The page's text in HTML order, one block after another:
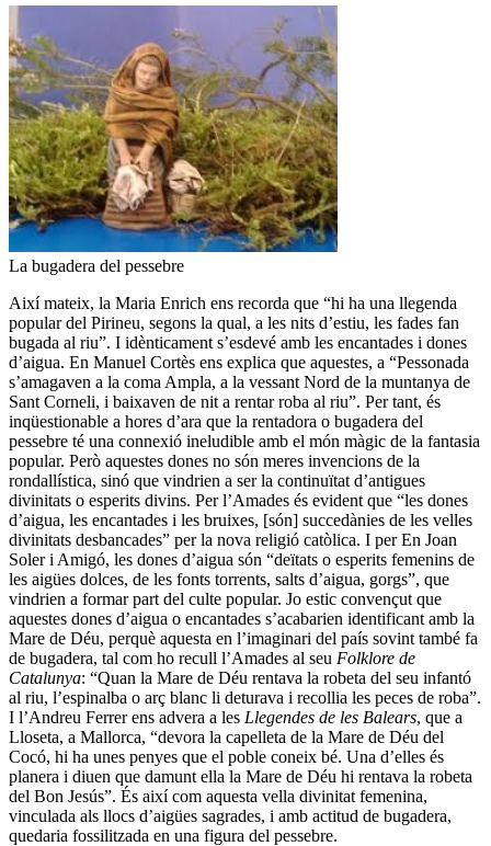
La bugadera del pessebre
Així mateix, la Maria Enrich ens recorda que “hi ha una llegenda
popular del Pirineu, segons la qual, a les nits d’estiu, les fades fan
bugada al riu”. I idènticament s’esdevé amb les encantades i dones
d’aigua. En Manuel Cortès ens explica que aquestes, a “Pessonada
s’amagaven a la coma Ampla, a la vessant Nord de la muntanya de
Sant Corneli, i baixaven de nit a rentar roba al riu”. Per tant, és
inqüestionable a hores d’ara que la rentadora o bugadera del
pessebre té una connexió ineludible amb el món màgic de la fantasia
popular. Però aquestes dones no són meres invencions de la
rondallística, sinó que vindrien a ser la continuïtat d’antigues
divinitats o esperits divins. Per l’Amades és evident que “les dones
d’aigua, les encantades i les bruixes, [són] succedànies de les velles
divinitats desbancades” per la nova religió catòlica. I per En Joan
Soler i Amigó, les dones d’aigua són “deïtats o esperits femenins de
les aigües dolces, de les fonts torrents, salts d’aigua, gorgs”, que
vindrien a formar part del culte popular. Jo estic convençut que
aquestes dones d’aigua o encantades s’acabarien identificant amb la
Mare de Déu, perquè aquesta en l’imaginari del país sovint també fa
de bugadera, tal com ho recull l’Amades al seu Folklore de
Catalunya: “Quan la Mare de Déu rentava la robeta del seu infantó
al riu, l’espinalba o arç blanc li deturava i recollia les peces de roba”.
I l’Andreu Ferrer ens advera a les Llegendes de les Balears, que a
Lloseta, a Mallorca, “devora la capelleta de la Mare de Déu del
Cocó, hi ha unes penyes que el poble coneix bé. Una d’elles és
planera i diuen que damunt ella la Mare de Déu hi rentava la robeta
del Bon Jesús”. És així com aquesta vella divinitat femenina,
vinculada als llocs d’aigües sagrades, i amb actitud de bugadera,
quedaria fossilitzada en una figura del pessebre.